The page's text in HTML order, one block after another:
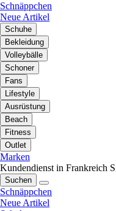
Schnäppchen
Neue Artikel
Schuhe
Bekleidung
Volleybälle
Schoner
Fans
Lifestyle
Ausrüstung
Beach
Fitness
Outlet
Marken
Kundendienst in Frankreich
Suchen
Schnäppchen
Neue Artikel